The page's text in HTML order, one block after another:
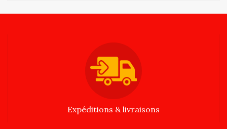
Expéditions & livraisons